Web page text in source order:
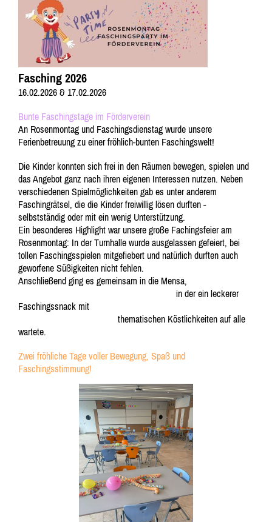
Fasching 2026
16.02.2026 & 17.02.2026
Bunte Faschingstage im Förderverein
An Rosenmontag und Faschingsdienstag wurde unsere
Ferienbetreuung zu einer fröhlich-bunten Faschingswelt!
Die Kinder konnten sich frei in den Räumen bewegen, spielen und
das Angebot ganz nach ihren eigenen Interessen nutzen. Neben
verschiedenen Spielmöglichkeiten gab es unter anderem
Faschingrätsel, die die Kinder freiwillig lösen durften -
selbstständig oder mit ein wenig Unterstützung.
Ein besonderes Highlight war unsere große Fachingsfeier am
Rosenmontag: In der Turnhalle wurde ausgelassen gefeiert, bei
tollen Faschingsspielen mitgefiebert und natürlich durften auch
geworfene Süßigkeiten nicht fehlen.
Anschließend ging es gemeinsam in die Mensa,
in der ein leckerer
Faschingssnack mit
thematischen Köstlichkeiten auf alle
wartete.
Zwei fröhliche Tage voller Bewegung, Spaß und
Faschingsstimmung!